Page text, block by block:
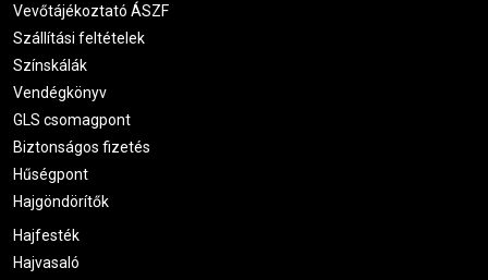
Vevőtájékoztató ÁSZF
Szállítási feltételek
Színskálák
Vendégkönyv
GLS csomagpont
Biztonságos fizetés
Hűségpont
Hajgöndörítők
Hajfesték
Hajvasaló